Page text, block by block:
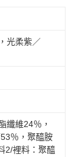
光柔紫／
纖維24％，
％，聚醯胺
2/裡料：聚醯